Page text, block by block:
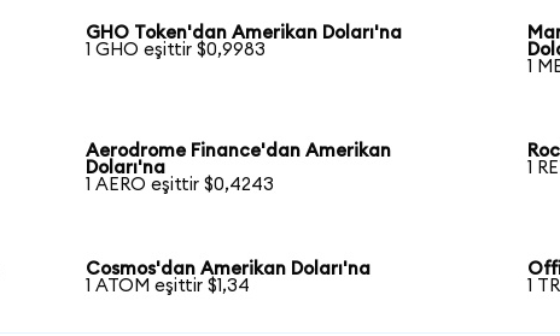
GHO Token'dan Amerikan Doları'na
1 GHO eşittir $0,9983
1
Aerodrome Finance'dan Amerikan
Doları'na
1 AERO eşittir $0,4243
1
Cosmos'dan Amerikan Doları'na
1 ATOM eşittir $1,34
1